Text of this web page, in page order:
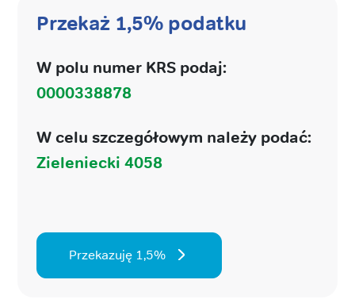
Przekaż 1,5% podatku
W polu numer KRS podaj:
0000338878
W celu szczegółowym należy podać:
Zieleniecki 4058
Przekazuję 1,5%